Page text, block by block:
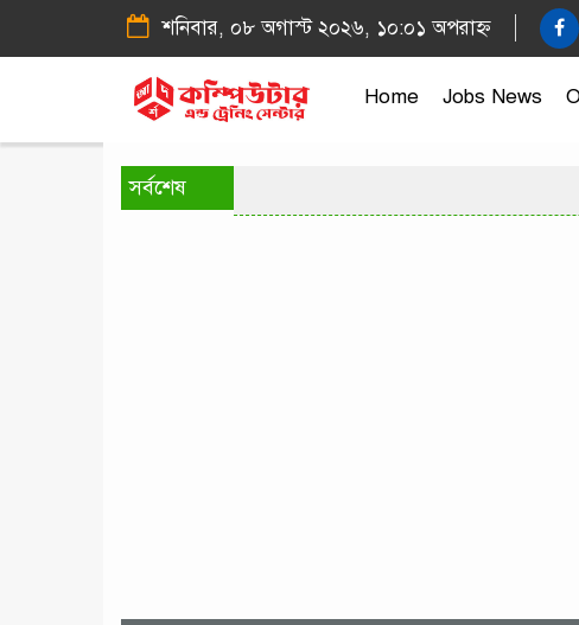
শনিবার, ০৮ অগাস্ট ২০২৬, ১০:০১ অপরাহ্ন
Home Jobs News
সর্বশেষ